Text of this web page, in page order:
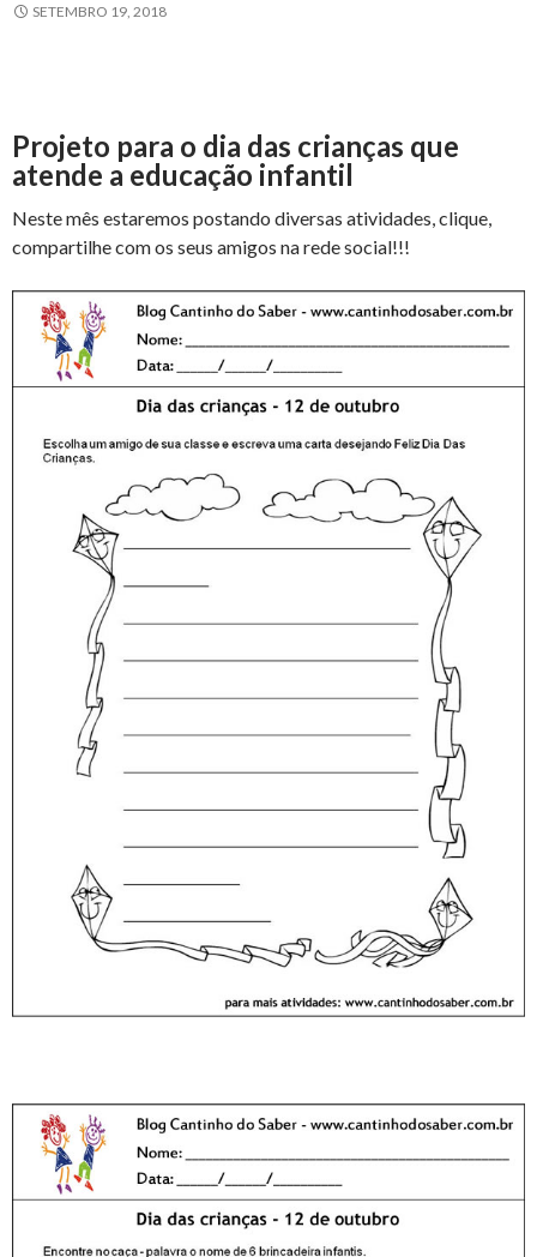
SETEMBRO 19, 2018
Projeto para o dia das crianças que
atende a educação infantil
Neste mês estaremos postando diversas atividades, clique,
compartilhe com os seus amigos na rede social!!!